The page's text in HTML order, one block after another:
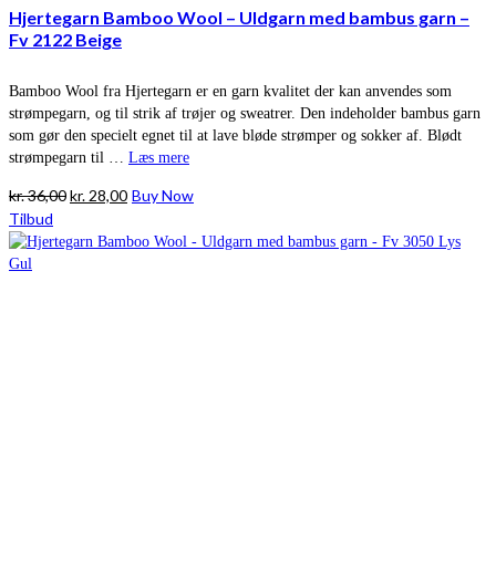
Hjertegarn Bamboo Wool – Uldgarn med bambus garn –
Fv 2122 Beige
Bamboo Wool fra Hjertegarn er en garn kvalitet der kan anvendes som
strømpegarn, og til strik af trøjer og sweatrer. Den indeholder bambus garn
som gør den specielt egnet til at lave bløde strømper og sokker af. Blødt
strømpegarn til … Læs mere
kr.36,00Den
pris
kr. 28,00Den
pris
Buy Now
Tilbud